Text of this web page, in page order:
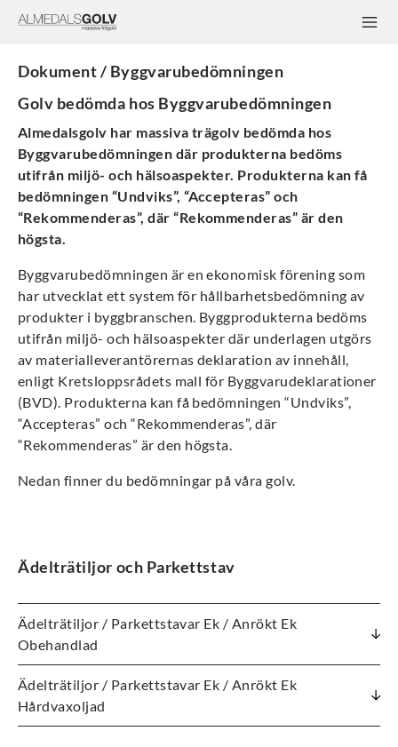
Dokument / Byggvarubedömningen
Golv bedömda hos Byggvarubedömningen
Almedalsgolv har massiva trägolv bedömda hos
Byggvarubedömningen där produkterna bedöms
utifrån miljö- och hälsoaspekter. Produkterna kan få
bedömningen “Undviks”, “Accepteras” och
“Rekommenderas”, där “Rekommenderas” är den
högsta.
Byggvarubedömningen är en ekonomisk förening som
har utvecklat ett system för hållbarhetsbedömning av
produkter i byggbranschen. Byggprodukterna bedöms
utifrån miljö- och hälsoaspekter där underlagen utgörs
av materialleverantörernas deklaration av innehåll,
enligt Kretsloppsrådets mall för Byggvarudeklarationer
(BVD). Produkterna kan få bedömningen “Undviks”,
“Accepteras” och “Rekommenderas”, där
“Rekommenderas” är den högsta.
Nedan finner du bedömningar på våra golv.
Ädelträtiljor och Parkettstav
Ädelträtiljor / Parkettstavar Ek / Anrökt Ek
Obehandlad
Ädelträtiljor / Parkettstavar Ek / Anrökt Ek
Hårdvaxoljad